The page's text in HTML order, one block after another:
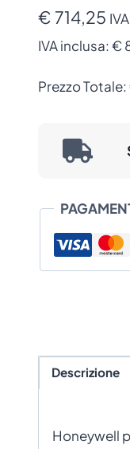
300
quantità
€ 714,25
IVA inclusa: €
Prezzo Totale:
Descrizione
Honeywell